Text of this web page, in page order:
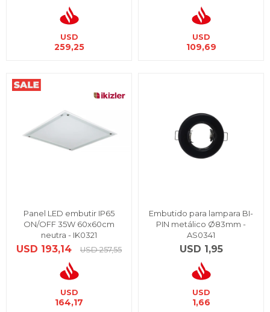
USD
259,25
USD
109,69
Panel LED embutir IP65
ON/OFF 35W 60x60cm
neutra - IK0321
USD 193,14 USD 257,55
USD
164,17
Embutido para lampara BI-
PIN metálico Ø83mm -
AS0341
USD 1,95
USD
1,66